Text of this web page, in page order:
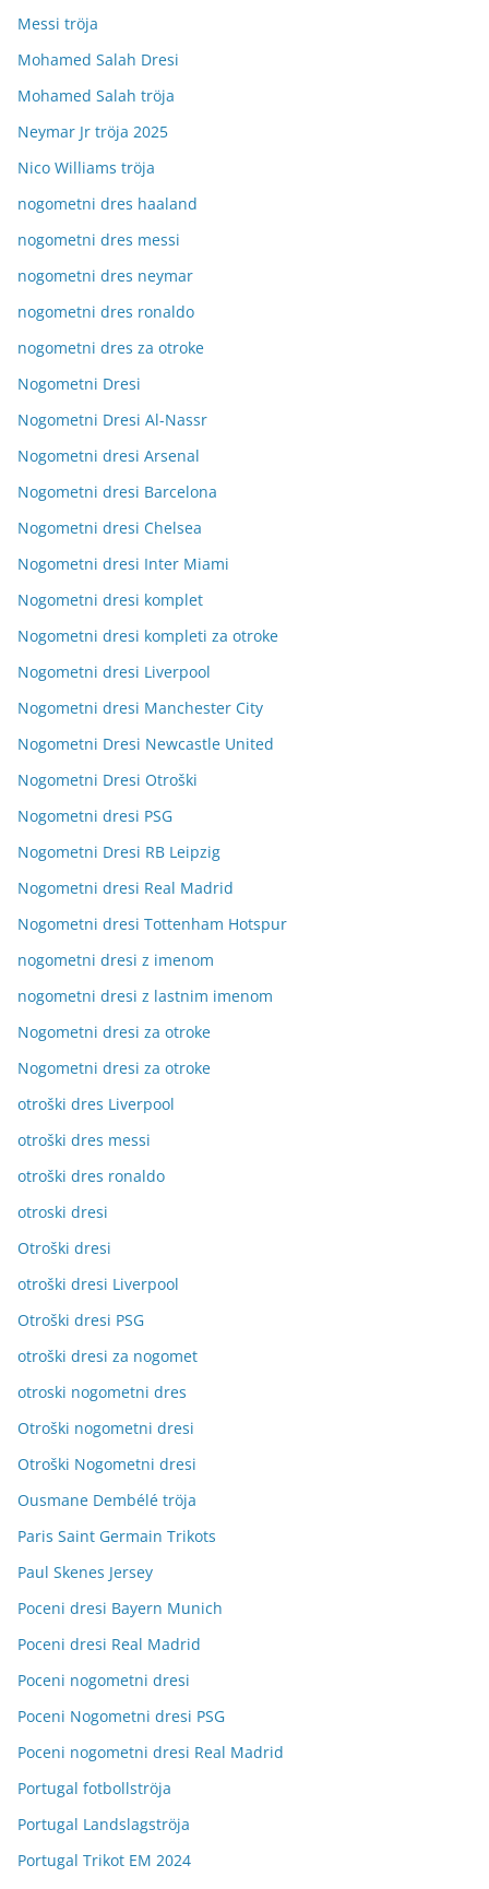
Messi tröja
Mohamed Salah Dresi
Mohamed Salah tröja
Neymar Jr tröja 2025
Nico Williams tröja
nogometni dres haaland
nogometni dres messi
nogometni dres neymar
nogometni dres ronaldo
nogometni dres za otroke
Nogometni Dresi
Nogometni Dresi Al-Nassr
Nogometni dresi Arsenal
Nogometni dresi Barcelona
Nogometni dresi Chelsea
Nogometni dresi Inter Miami
Nogometni dresi komplet
Nogometni dresi kompleti za otroke
Nogometni dresi Liverpool
Nogometni dresi Manchester City
Nogometni Dresi Newcastle United
Nogometni Dresi Otroški
Nogometni dresi PSG
Nogometni Dresi RB Leipzig
Nogometni dresi Real Madrid
Nogometni dresi Tottenham Hotspur
nogometni dresi z imenom
nogometni dresi z lastnim imenom
Nogometni dresi za otroke
Nogometni dresi za otroke
otroški dres Liverpool
otroški dres messi
otroški dres ronaldo
otroski dresi
Otroški dresi
otroški dresi Liverpool
Otroški dresi PSG
otroški dresi za nogomet
otroski nogometni dres
Otroški nogometni dresi
Otroški Nogometni dresi
Ousmane Dembélé tröja
Paris Saint Germain Trikots
Paul Skenes Jersey
Poceni dresi Bayern Munich
Poceni dresi Real Madrid
Poceni nogometni dresi
Poceni Nogometni dresi PSG
Poceni nogometni dresi Real Madrid
Portugal fotbollströja
Portugal Landslagströja
Portugal Trikot EM 2024